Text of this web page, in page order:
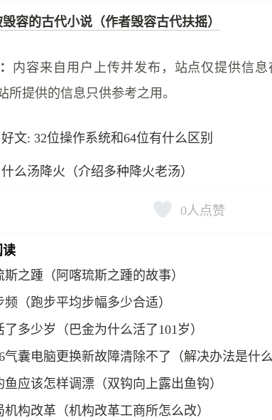
容的古代小说（作者毁容古代扶摇）
内容来自用户上传并发布，站点仅提供信
所提供的信息只供参考之用。
好文: 32位操作系统和64位有什么区别
什么汤降火（介绍多种降火老汤）
0人点赞
读
斯之踵（阿喀琉斯之踵的故事）
频（跑步平均步幅多少合适）
了多少岁（巴金为什么活了101岁）
气囊电脑更换新故障清除不了（解决办法是什么
鱼应该怎样调漂（双钩向上露出鱼钩）
机构改革（机构改革工商所怎么改）